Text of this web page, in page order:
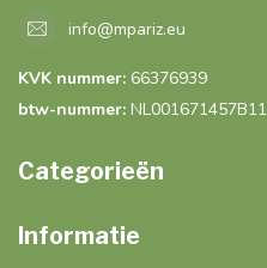
info@mpariz.eu
KVK nummer: 66376939
btw-nummer: NL001671457B11
Categorieën
Informatie